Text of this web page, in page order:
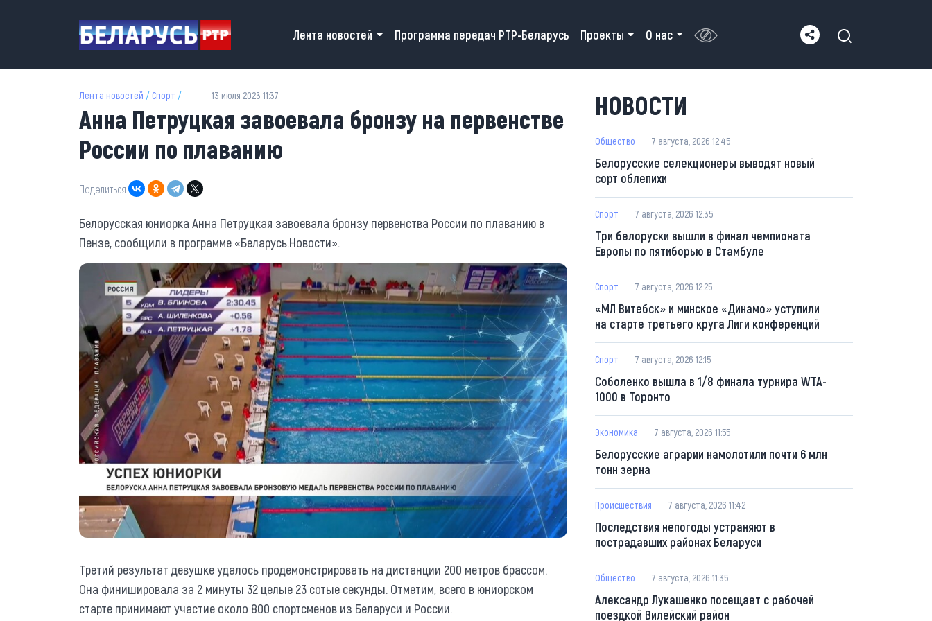
Main navigation
Лента новостей Программа передач РТР-Беларусь Проекты О нас
Лента новостей / Спорт / 13 июля 2023 11:37
Анна Петруцкая завоевала бронзу на первенстве
России по плаванию
Поделиться:
Белорусская юниорка Анна Петруцкая завоевала бронзу первенства России по плаванию в
Пензе, сообщили в программе «Беларусь.Новости».
Третий результат девушке удалось продемонстрировать на дистанции 200 метров брассом.
Она финишировала за 2 минуты 32 целые 23 сотые секунды. Отметим, всего в юниорском
старте принимают участие около 800 спортсменов из Беларуси и России.
НОВОСТИ
Общество 7 августа, 2026 12:45
Белорусские селекционеры выводят новый
сорт облепихи
Спорт 7 августа, 2026 12:35
Три белоруски вышли в финал чемпионата
Европы по пятиборью в Стамбуле
Спорт 7 августа, 2026 12:25
«МЛ Витебск» и минское «Динамо» уступили
на старте третьего круга Лиги конференций
Спорт 7 августа, 2026 12:15
Соболенко вышла в 1/8 финала турнира WTA-
1000 в Торонто
Экономика 7 августа, 2026 11:55
Белорусские аграрии намолотили почти 6 млн
тонн зерна
Происшествия 7 августа, 2026 11:42
Последствия непогоды устраняют в
пострадавших районах Беларуси
Общество 7 августа, 2026 11:35
Александр Лукашенко посещает с рабочей
поездкой Вилейский район